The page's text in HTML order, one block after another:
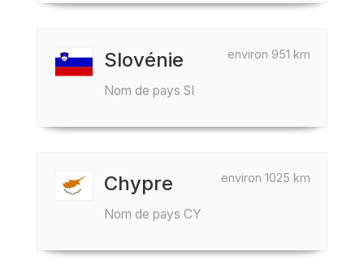
environ 951 km
Slovénie
Nom de pays SI
environ 1025 km
Chypre
Nom de pays CY